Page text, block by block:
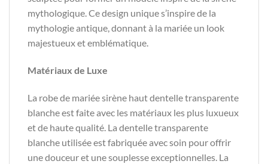
mythologique. Ce design unique s’inspire de la
mythologie antique, donnant à la mariée un look
majestueux et emblématique.
Matériaux de Luxe
La robe de mariée sirène haut dentelle transparente
blanche est faite avec les matériaux les plus luxueux
et de haute qualité. La dentelle transparente
blanche utilisée est fabriquée avec soin pour offrir
une douceur et une souplesse exceptionnelles. La